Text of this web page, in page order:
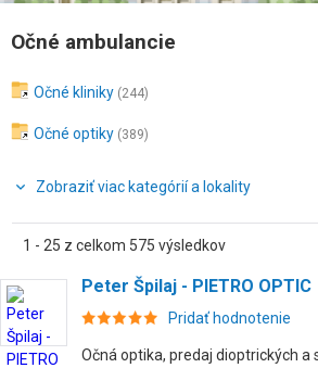
Očné ambulancie
Očné kliniky (244)
Očné optiky (389)
Zobraziť viac kategórií a lokality
1 - 25 z celkom 575 výsledkov
Peter Špilaj - PIETRO OPTIC
Pridať hodnotenie
Očná optika, predaj dioptrických a